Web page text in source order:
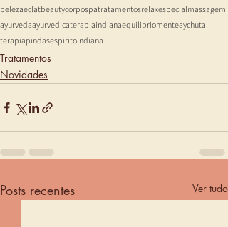
belezaeclatbeautycorpospatratamentosrelaxespecialmassagem
ayurvedaayurvedicaterapiaindianaequilibriomenteaychuta
terapiapindasespiritoindiana
Tratamentos
Novidades
Posts recentes Ver tudo